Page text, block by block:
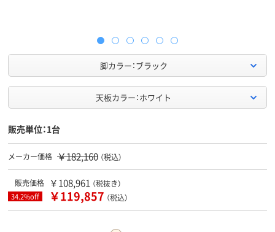
脚カラー：ブラック
天板カラー：ホワイト
販売単位：1台
メーカー価格 ￥182,160 （税込）
販売価格 ￥108,961 （税抜き）
34.2%off ￥119,857 （税込）